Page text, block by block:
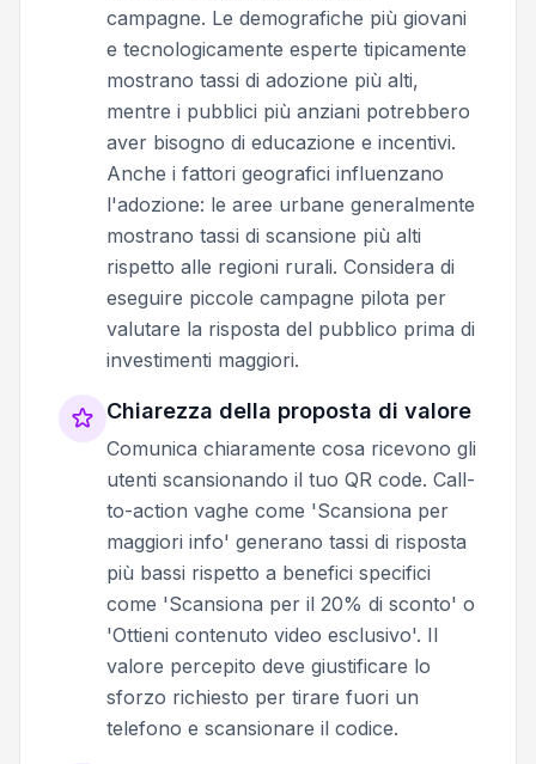
campagne. Le demografiche più giovani
e tecnologicamente esperte tipicamente
mostrano tassi di adozione più alti,
mentre i pubblici più anziani potrebbero
aver bisogno di educazione e incentivi.
Anche i fattori geografici influenzano
l'adozione: le aree urbane generalmente
mostrano tassi di scansione più alti
rispetto alle regioni rurali. Considera di
eseguire piccole campagne pilota per
valutare la risposta del pubblico prima di
investimenti maggiori.
Chiarezza della proposta di valore
Comunica chiaramente cosa ricevono gli
utenti scansionando il tuo QR code. Call-
to-action vaghe come 'Scansiona per
maggiori info' generano tassi di risposta
più bassi rispetto a benefici specifici
come 'Scansiona per il 20% di sconto' o
'Ottieni contenuto video esclusivo'. Il
valore percepito deve giustificare lo
sforzo richiesto per tirare fuori un
telefono e scansionare il codice.